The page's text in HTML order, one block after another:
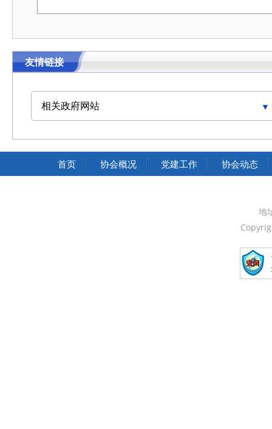
友情链接
相关政府网站
中国交通运输协会官网
首页 协会概况 党建工作 协会动态
地